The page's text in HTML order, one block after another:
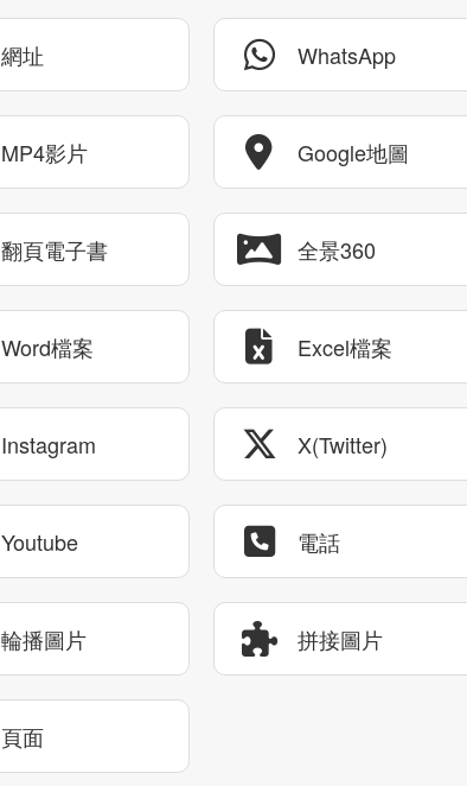
網址 WhatsApp
MP4影片 Google地圖
翻頁電子書 全景360
Word檔案 Excel檔案
Instagram X(Twitter)
Youtube 電話
輪播圖片 拼接圖片
頁面